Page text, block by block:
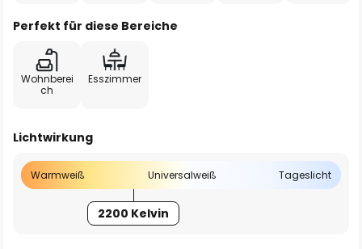
Perfekt für diese Bereiche
Wohnberei
ch
Esszimmer
Lichtwirkung
Warmweiß Universalweiß Tageslicht
2200 Kelvin